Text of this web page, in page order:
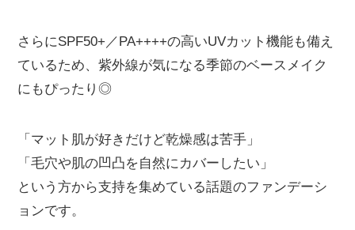
さらにSPF50+／PA++++の高いUVカット機能も備え
ているため、紫外線が気になる季節のベースメイク
にもぴったり◎
「マット肌が好きだけど乾燥感は苦手」
「毛穴や肌の凹凸を自然にカバーしたい」
という方から支持を集めている話題のファンデーシ
ョンです。